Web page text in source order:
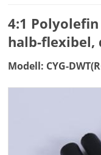
4:1
halb-flexibel,
Modell: CYG-